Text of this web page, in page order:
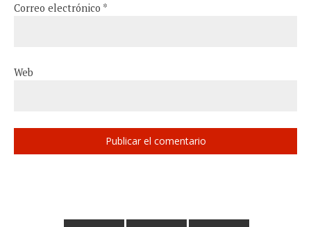
Correo electrónico *
Web